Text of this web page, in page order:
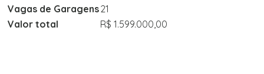
Vagas de Garagens21
Valor total
R$ 1.599.000,00